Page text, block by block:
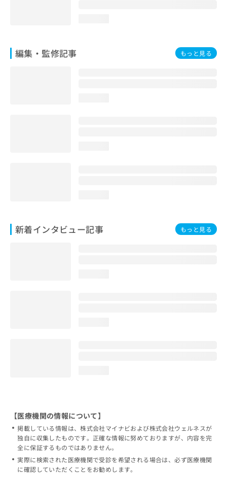
編集・監修記事 もっと見る
新着インタビュー記事 もっと見る
【医療機関の情報について】
掲載している情報は、株式会社マイナビおよび株式会社ウェルネスが
独自に収集したものです。正確な情報に努めておりますが、内容を完
全に保証するものではありません。
実際に検索された医療機関で受診を希望される場合は、必ず医療機関
に確認していただくことをお勧めします。